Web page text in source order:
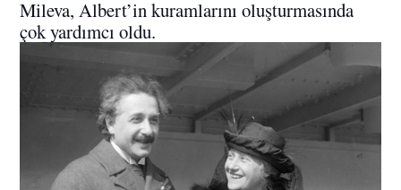
Mileva, Albert’in kuramlarını oluşturmasında
çok yardımcı oldu.